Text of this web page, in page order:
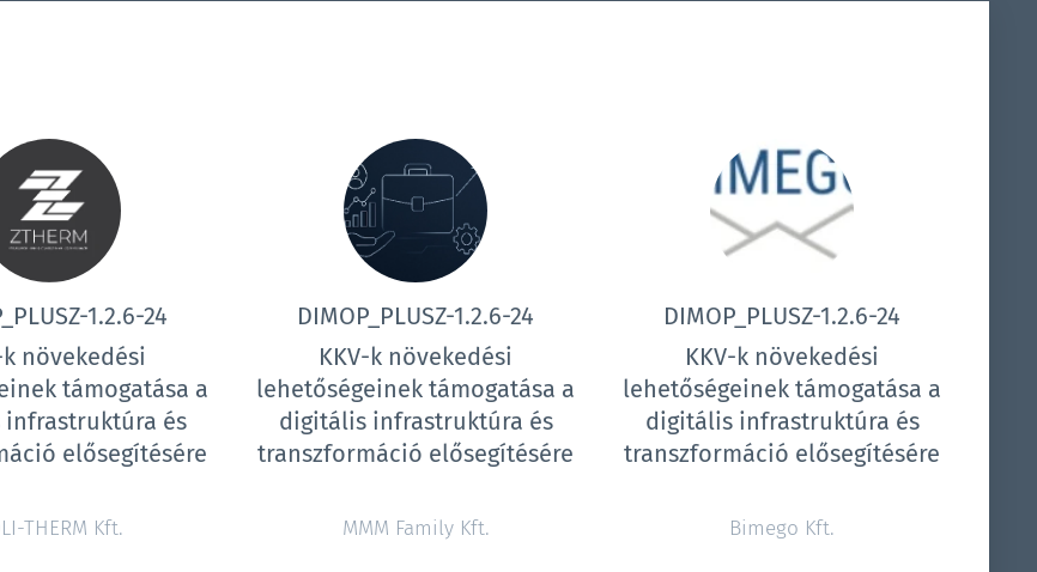
1.2.6-24
k növekedési
támogatása a
és
elősegítésére
THERM Kft.
DIMOP_PLUSZ-1.2.6-24
KKV-k növekedési
lehetőségeinek támogatása a
digitális infrastruktúra és
transzformáció elősegítésére
MMM Family Kft.
DIMOP_PLUSZ-1.2.6-24
KKV-k növekedési
lehetőségeinek támogatása a
digitális infrastruktúra és
transzformáció elősegítésére
Bimego Kft.